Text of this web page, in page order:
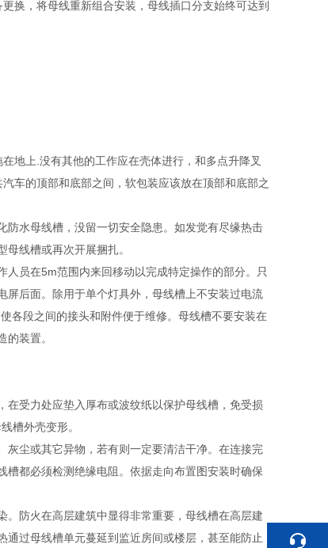
换，将母线重新组合安装，母线插口分支始终可达到
地上.没有其他的工作应在壳体进行，和多点升降叉
车的顶部和底部之间，软包装应该放在顶部和底部之
水母线槽，没留一切安全隐患。如发觉有尽缘热击
线槽或再次开展捆扎。
员在5m范围内来回移动以完成特定操作的部分。只
后面。除用于单个灯具外，母线槽上不安装过电流
各段之间的接头和附件便于维修。母线槽不要安装在
装置。
受力处应垫入厚布或波纹纸以保护母线槽，免受损
槽外壳变形。
尘或其它异物，若有则一定要清洁干净。在连接完
都必须检测绝缘电阻。依据走向布置图安装时确保
防火在高层建筑中显得非常重要，母线槽在高层建
过母线槽单元蔓延到监近房间或楼层，甚至能防止